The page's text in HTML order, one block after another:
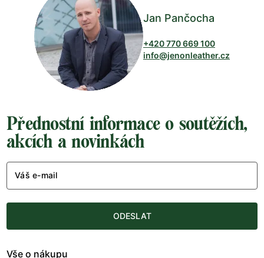
Jan Pančocha
+420 770 669 100
info@jenonleather.cz
Přednostní informace o soutěžích,
akcích a novinkách
Váš e-mail
ODESLAT
Vše o nákupu